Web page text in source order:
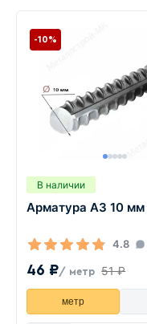
В наличии
Арматура А3 10 мм
4.8
46 ₽/ метр 51 ₽
-10%
метр